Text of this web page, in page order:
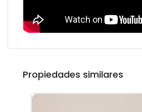
Propiedades similares